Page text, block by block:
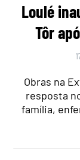
Loulé
Tôr
Obras na
resposta
família,